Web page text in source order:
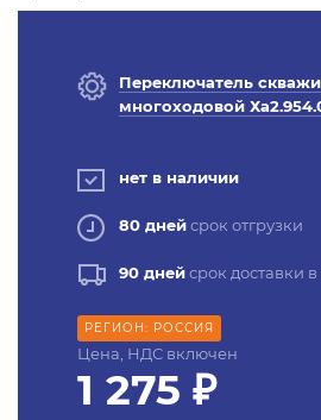
Переключатель
многоходовой
нет в наличии
80 днейсрок отгрузки
90 днейсрок доставки
РЕГИОН: РОССИЯ
Цена, НДС включен
1 275 ₽